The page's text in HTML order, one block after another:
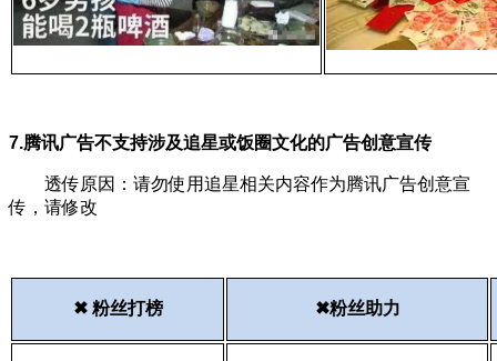
7.腾讯广告不支持涉及追星或饭圈文化的广告创意宣传
透传原因：请勿使用追星相关内容作为腾讯广告创意宣
传，请修改
✖ 粉丝打榜 ✖粉丝助力